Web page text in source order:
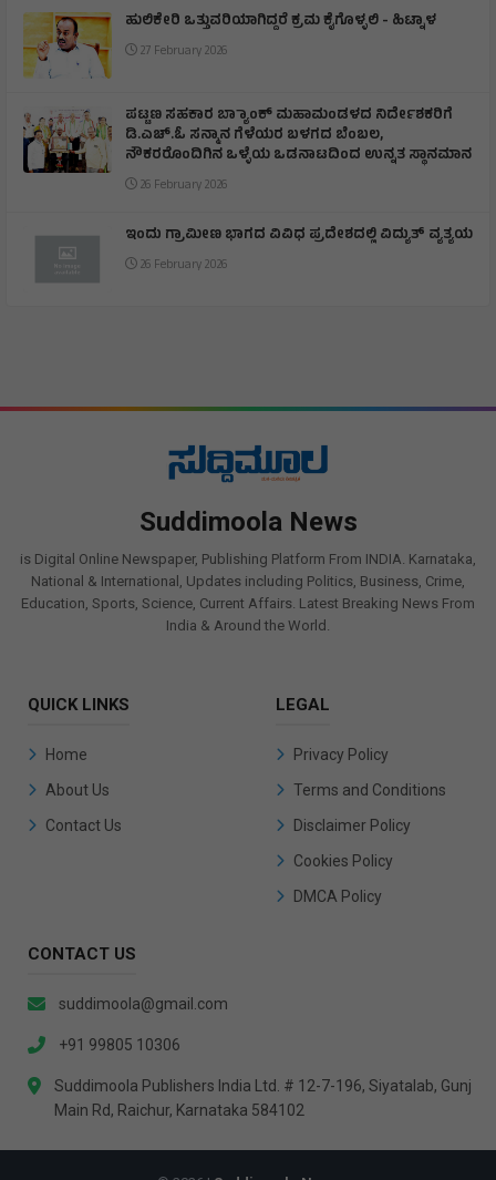
ಹುಲಿಕೇರಿ ಒತ್ತುವರಿಯಾಗಿದ್ದರೆ ಕ್ರಮ ಕೈಗೊಳ್ಳಲಿ - ಹಿಟ್ನಾಳ
27 February 2026
ಪಟ್ಟಣ ಸಹಕಾರ ಬ್ಯಾಾಂಕ್ ಮಹಾಮಂಡಳದ ನಿರ್ದೇಶಕರಿಗೆ
ಡಿ.ಎಚ್.ಓ ಸನ್ಮಾನ ಗೆಳೆಯರ ಬಳಗದ ಬೆಂಬಲ,
ನೌಕರರೊಂದಿಗಿನ ಒಳ್ಳೆಯ ಒಡನಾಟದಿಂದ ಉನ್ನತ ಸ್ಥಾನಮಾನ
26 February 2026
ಇಂದು ಗ್ರಾಮೀಣ ಭಾಗದ ವಿವಿಧ ಪ್ರದೇಶದಲ್ಲಿ ವಿದ್ಯುತ್ ವ್ಯತ್ಯಯ
26 February 2026
Suddimoola News
is Digital Online Newspaper, Publishing Platform From INDIA. Karnataka,
National & International, Updates including Politics, Business, Crime,
Education, Sports, Science, Current Affairs. Latest Breaking News From
India & Around the World.
QUICK LINKS
Home
About Us
Contact Us
LEGAL
Privacy Policy
Terms and Conditions
Disclaimer Policy
Cookies Policy
DMCA Policy
CONTACT US
suddimoola@gmail.com
+91 99805 10306
Suddimoola Publishers India Ltd. # 12-7-196, Siyatalab, Gunj
Main Rd, Raichur, Karnataka 584102